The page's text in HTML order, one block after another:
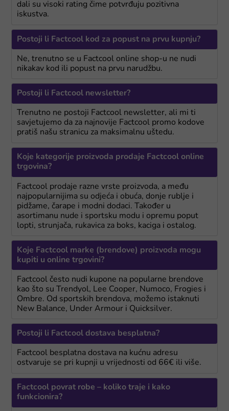
dali su visoki rating čime potvrđuju pozitivna
iskustva.
Postoji li Factcool kod za popust na prvu kupnju?
Ne, trenutno se u Factcool online shop-u ne nudi
nikakav kod ili popust na prvu narudžbu.
Postoji li Factcool newsletter?
Trenutno ne postoji Factcool newsletter, ali mi ti
savjetujemo da za najnovije Factcool promo kodove
pratiš našu stranicu za maksimalnu uštedu.
Koje kategorije proizvoda prodaje Factcool online
trgovina?
Factcool prodaje razne vrste proizvoda, a među
najpopularnijima su odjeća i obuća, donje rublje i
pidžame, čarape i modni dodaci. Također u
asortimanu nude i sportsku modu i opremu poput
lopti, strunjača, rukavica za boks, kaciga i ostalog.
Koje Factcool marke (brendove) proizvoda mogu
kupiti u online trgovini?
Factcool često nudi kupone na popularne brendove
kao što su Trendyol, Lee Cooper, Numoco, Frogies i
Ombre. Od sportskih brendova, možemo istaknuti
New Balance, Under Armour i Quicksilver.
Postoji li Factcool dostava besplatna?
Factcool besplatna dostava na kućnu adresu
ostvaruje se pri kupnji u vrijednosti od 66€ ili više.
Factcool povrat robe – koliko traje i kako
funkcionira?